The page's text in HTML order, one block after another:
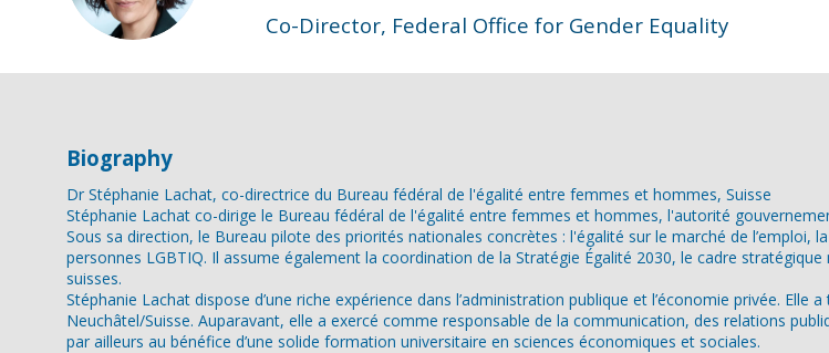
Co-Director, Federal Office for Gender Equality
Biography
Dr Stéphanie Lachat, co-directrice du Bureau fédéral de l'égalité entre femmes et hommes, Suisse
Stéphanie Lachat co-dirige le Bureau fédéral de l'égalité entre femmes et hommes, l'autorité
Sous sa direction, le Bureau pilote des priorités nationales concrètes : l'égalité sur le marché de
personnes LGBTIQ. Il assume également la coordination de la Stratégie Égalité 2030, le cadre
suisses.
Stéphanie Lachat dispose d’une riche expérience dans l’administration publique et l’économie privée.
Neuchâtel/Suisse. Auparavant, elle a exercé comme responsable de la communication, des relations
par ailleurs au bénéfice d’une solide formation universitaire en sciences économiques et sociales.